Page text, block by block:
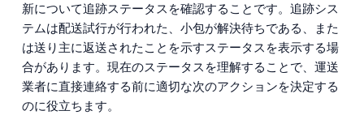
新について追跡ステータスを確認することです。追跡シス
テムは配送試行が行われた、小包が解決待ちである、また
は送り主に返送されたことを示すステータスを表示する場
合があります。現在のステータスを理解することで、運送
業者に直接連絡する前に適切な次のアクションを決定する
のに役立ちます。